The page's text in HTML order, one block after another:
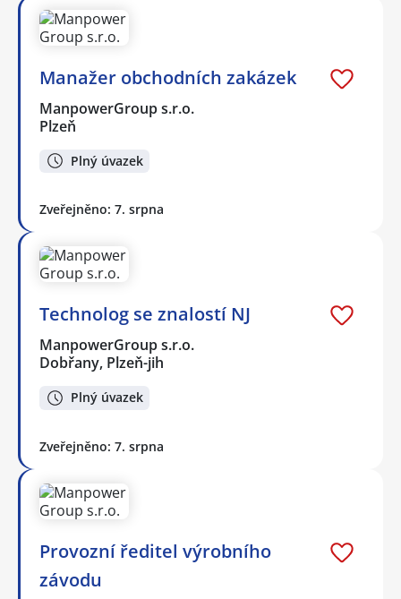
Manažer obchodních zakázek
ManpowerGroup s.r.o.
Plzeň
Plný úvazek
Zveřejněno: 7. srpna
Technolog se znalostí NJ
ManpowerGroup s.r.o.
Dobřany, Plzeň-jih
Plný úvazek
Zveřejněno: 7. srpna
Provozní ředitel výrobního
závodu